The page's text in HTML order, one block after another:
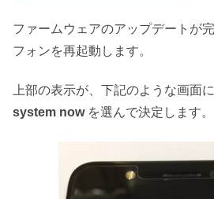
ファームウェアのアップデートが
フォンを再起動します。
上部の表示が、下記のような画面
system nowを選んで決定します。